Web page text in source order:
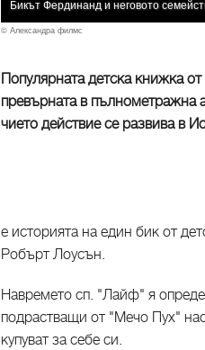
Бикът Фердинанд и неговото
© Александра филмс
Популярната детска книжка
превърната в пълнометражна
чието действие се развива в
е историята на един бик от
Робърт Лоусън.
Навремето сп. "Лайф" я
подрастващи от "Мечо Пух"
купуват за себе си.